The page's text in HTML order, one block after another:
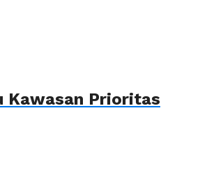
Kawasan Prioritas